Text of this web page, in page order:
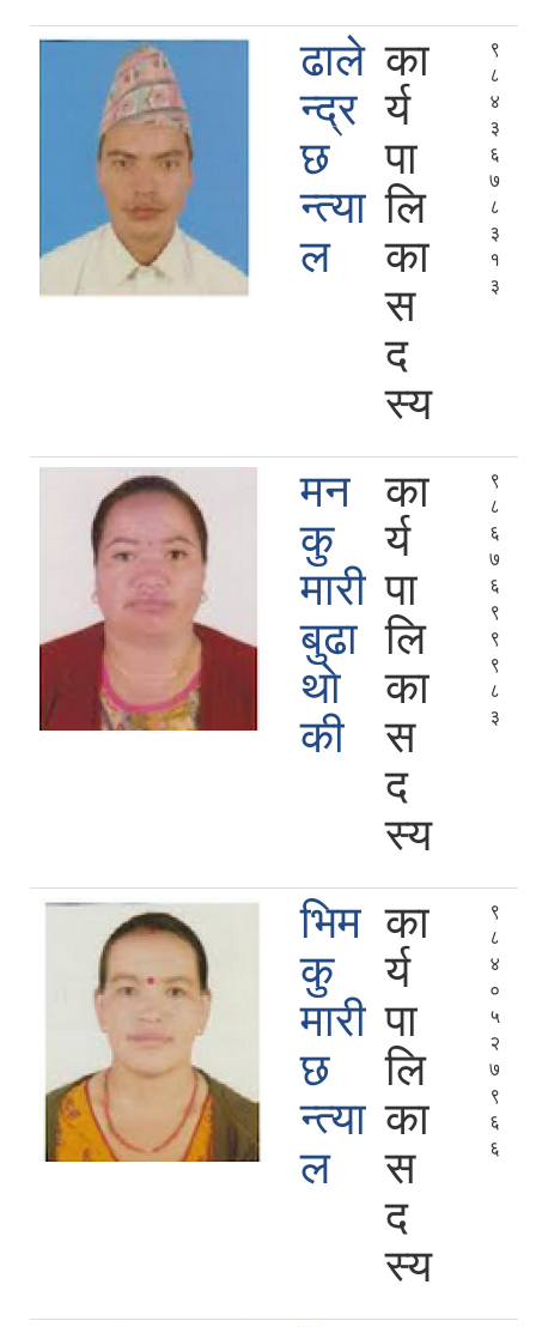
ढाले
न्द्र
छ
न्त्या
ल
का
र्य
पा
लि
का
स
द
स्य
९
८
४
३
६
७
८
३
१
३
मन
कु
मारी
बुढा
थाे
की
का
र्य
पा
लि
का
स
द
स्य
९
८
६
७
६
९
९
९
८
३
भिम
कु
मारी
छ
न्त्या
ल
का
र्य
पा
लि
का
स
द
स्य
९
८
४
०
५
२
७
९
६
६